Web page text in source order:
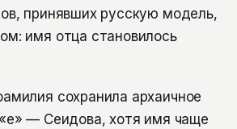
принявших русскую модель,
имя отца становилось
сохранила архаичное
— Сеидова, хотя имя чаще